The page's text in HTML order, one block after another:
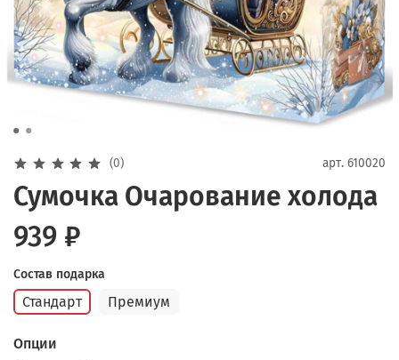
(0) арт. 610020
Сумочка Очарование холода
939 ₽
Состав подарка
Стандарт Премиум
Опции